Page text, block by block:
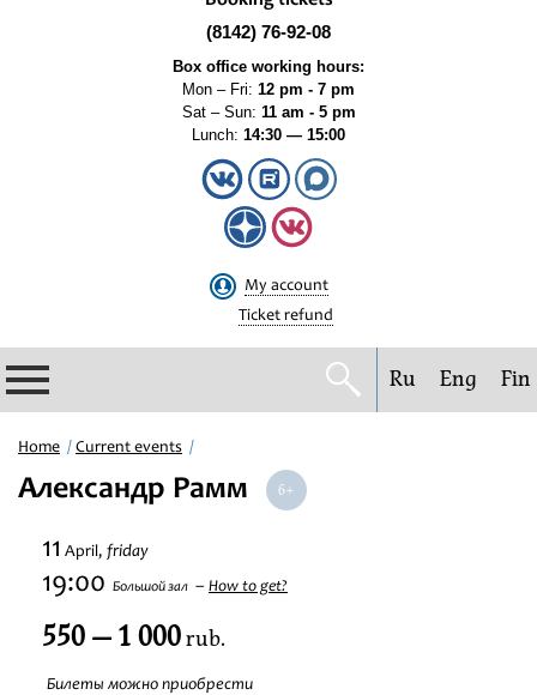
(8142) 76-92-08
Box office working hours:
Mon – Fri: 12 pm - 7 pm
Sat – Sun: 11 am - 5 pm
Lunch: 14:30 — 15:00
My account
Ticket refund
Philharmonic
Current events
Festivals
Ru Eng Fin
Home Current events
Александр Рамм
11 April, friday
19:00 Большой зал How to get?
550 — 1 000rub.
Билеты можно приобрести